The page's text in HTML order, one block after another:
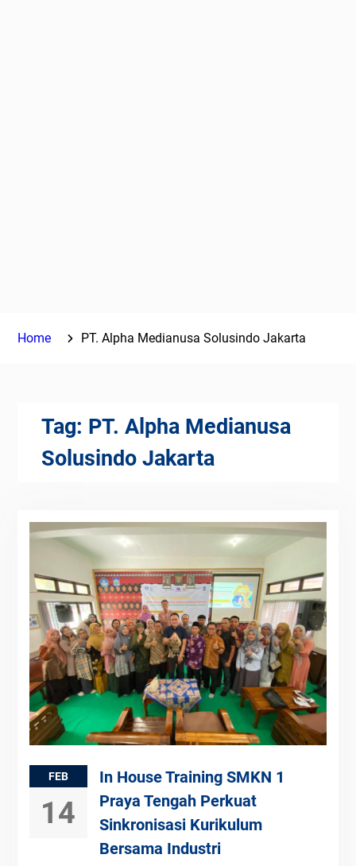
Home PT. Alpha Medianusa Solusindo Jakarta
Tag: PT. Alpha Medianusa
Solusindo Jakarta
FEB
14
In House Training SMKN 1
Praya Tengah Perkuat
Sinkronisasi Kurikulum
Bersama Industri